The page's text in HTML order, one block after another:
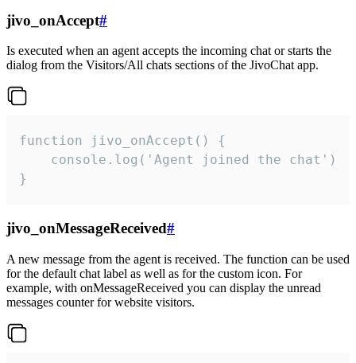
jivo_onAccept#
Is executed when an agent accepts the incoming chat or starts the
dialog from the Visitors/All chats sections of the JivoChat app.
function jivo_onAccept() {
}
jivo_onMessageReceived#
A new message from the agent is received. The function can be used
for the default chat label as well as for the custom icon. For
example, with onMessageReceived you can display the unread
messages counter for website visitors.